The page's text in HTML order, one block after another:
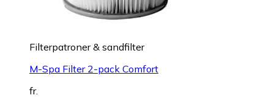
Filterpatroner & sandfilter
M-Spa Filter 2-pack Comfort
fr.